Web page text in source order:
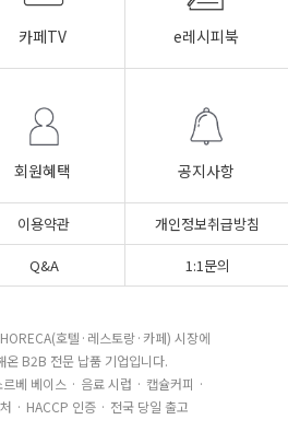
카페TV e레시피북
회원혜택 공지사항
이용약관
개인정보취급방침
Q&A 1:1문의
호텔·레스토랑·카페) 시장에
온 B2B 전문 납품 기업입니다.
베 베이스 · 음료 시럽 · 캡슐커피 ·
· HACCP 인증 · 전국 당일 출고